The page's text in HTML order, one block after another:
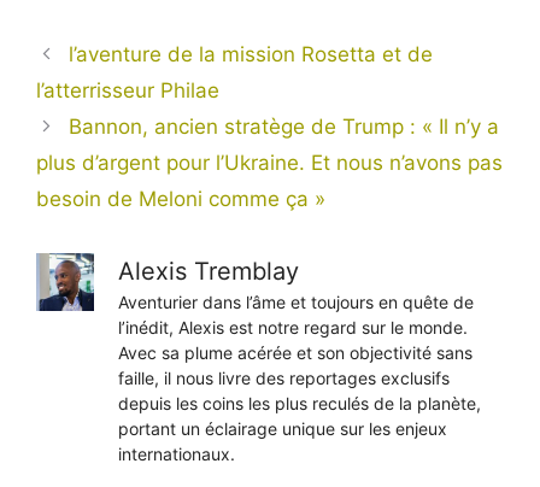
l’aventure de la mission Rosetta et de
l’atterrisseur Philae
Bannon, ancien stratège de Trump : « Il n’y a
plus d’argent pour l’Ukraine. Et nous n’avons pas
besoin de Meloni comme ça »
Alexis Tremblay
Aventurier dans l’âme et toujours en quête de
l’inédit, Alexis est notre regard sur le monde.
Avec sa plume acérée et son objectivité sans
faille, il nous livre des reportages exclusifs
depuis les coins les plus reculés de la planète,
portant un éclairage unique sur les enjeux
internationaux.